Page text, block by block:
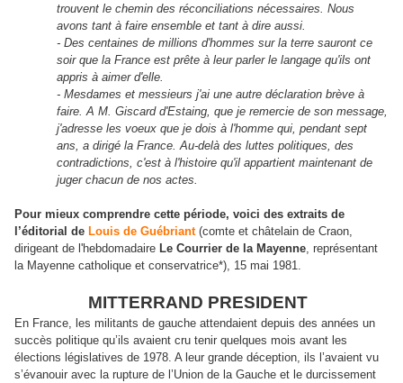
trouvent le chemin des réconciliations nécessaires. Nous
avons tant à faire ensemble et tant à dire aussi.
- Des centaines de millions d'hommes sur la terre sauront ce
soir que la France est prête à leur parler le langage qu'ils ont
appris à aimer d'elle.
- Mesdames et messieurs j'ai une autre déclaration brève à
faire. A M. Giscard d'Estaing, que je remercie de son message,
j'adresse les voeux que je dois à l'homme qui, pendant sept
ans, a dirigé la France. Au-delà des luttes politiques, des
contradictions, c'est à l'histoire qu'il appartient maintenant de
juger chacun de nos actes.
Pour mieux comprendre cette période, voici des extraits de
l’éditorial de Louis de Guébriant (comte et châtelain de Craon,
dirigeant de l'hebdomadaire Le Courrier de la Mayenne, représentant
la Mayenne catholique et conservatrice*), 15 mai 1981.
MITTERRAND PRESIDENT
En France, les militants de gauche attendaient depuis des années un
succès politique qu’ils avaient cru tenir quelques mois avant les
élections législatives de 1978. A leur grande déception, ils l’avaient vu
s’évanouir avec la rupture de l’Union de la Gauche et le durcissement